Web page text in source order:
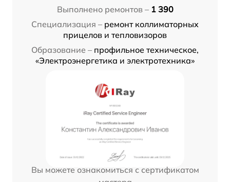
Выполнено ремонтов – 1 390
Специализация – ремонт коллиматорных
прицелов и тепловизоров
Образование – профильное техническое,
«Электроэнергетика и электротехника»
Вы можете ознакомиться с сертификатом